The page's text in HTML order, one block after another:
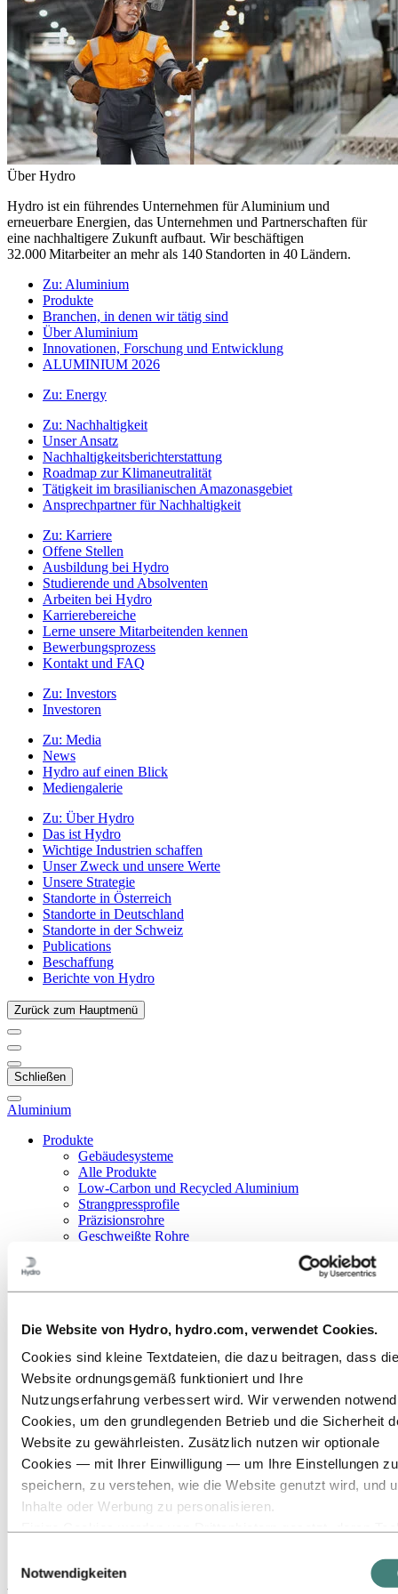
Die Website von Hydro, hydro.com, verwendet Cookies.
Cookies sind kleine Textdateien, die dazu beitragen, dass die
Website ordnungsgemäß funktioniert und Ihre
Nutzungserfahrung verbessert wird. Wir verwenden
Cookies, um den grundlegenden Betrieb und die Sicherheit
Website zu gewährleisten. Zusätzlich nutzen wir optionale
Cookies — mit Ihrer Einwilligung — um Ihre Einstellungen zu
speichern, zu verstehen, wie die Website genutzt wird, und
Inhalte oder Werbung zu personalisieren.
Diese Drittanbieter können die Informationen, die sie über
Notwendigkeiten
Über Hydro
Hydro ist ein führendes Unternehmen für Aluminium und
erneuerbare Energien, das Unternehmen und Partnerschaften für
eine nachhaltigere Zukunft aufbaut. Wir beschäftigen
32.000 Mitarbeiter an mehr als 140 Standorten in 40 Ländern.
Zu: Aluminium
Produkte
Branchen, in denen wir tätig sind
Über Aluminium
Innovationen, Forschung und Entwicklung
ALUMINIUM 2026
Zu: Energy
Zu: Nachhaltigkeit
Unser Ansatz
Nachhaltigkeitsberichterstattung
Roadmap zur Klimaneutralität
Tätigkeit im brasilianischen Amazonasgebiet
Ansprechpartner für Nachhaltigkeit
Zu: Karriere
Offene Stellen
Ausbildung bei Hydro
Studierende und Absolventen
Arbeiten bei Hydro
Karrierebereiche
Lerne unsere Mitarbeitenden kennen
Bewerbungsprozess
Kontakt und FAQ
Zu: Investors
Investoren
Zu: Media
News
Hydro auf einen Blick
Mediengalerie
Zu: Über Hydro
Das ist Hydro
Wichtige Industrien schaffen
Unser Zweck und unsere Werte
Unsere Strategie
Standorte in Österreich
Standorte in Deutschland
Standorte in der Schweiz
Publications
Beschaffung
Berichte von Hydro
Zurück zum Hauptmenü
Schließen
Aluminium
Produkte
Gebäudesysteme
Alle Produkte
Low-Carbon und Recycled Aluminium
Strangpressprofile
Präzisionsrohre
Geschweißte Rohre
Solarmaste
Kippmaste
Hinweismaste
Gießereiprodukte
Bauxit und Aluminiumoxid
Branchen, in denen wir tätig sind
Über Aluminium
Innovationen, Forschung und Entwicklung
Aluminium